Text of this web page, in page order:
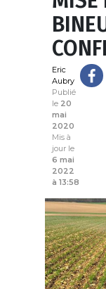
Eric
Aubry
Publié
le 20
mai
2020
Mis à
jour le
6 mai
2022
à 13:58